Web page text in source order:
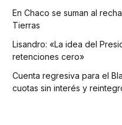
En Chaco se suman al
Tierras
Lisandro: «La idea del
retenciones cero»
Cuenta regresiva para el
cuotas sin interés y